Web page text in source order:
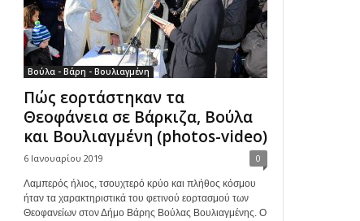
Βούλα - Βάρη - Βουλιαγμένη
Πώς εορτάστηκαν τα
Θεοφάνεια σε Βάρκιζα, Βούλα
και Βουλιαγμένη (photos-video)
6 Ιανουαρίου 2019 0
Λαμπερός ήλιος, τσουχτερό κρύο και πλήθος κόσμου
ήταν τα χαρακτηριστικά του φετινού εορτασμού των
Θεοφανείων στον Δήμο Βάρης Βούλας Βουλιαγμένης. Ο